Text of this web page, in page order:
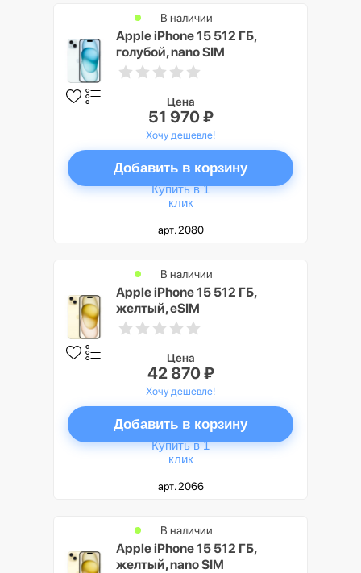
Apple iPhone 15 512 ГБ,
голубой, nano SIM
В наличии
Цена
51 970 ₽
Хочу дешевле!
Добавить в корзину
Купить в 1
клик
арт. 2080
Apple iPhone 15 512 ГБ,
желтый, eSIM
В наличии
Цена
42 870 ₽
Хочу дешевле!
Добавить в корзину
Купить в 1
клик
арт. 2066
Apple iPhone 15 512 ГБ,
желтый, nano SIM
В наличии